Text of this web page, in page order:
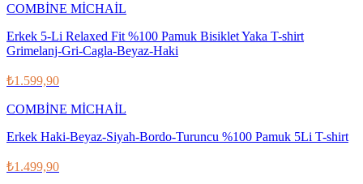
COMBİNE MİCHAİL
Erkek 5-Li Relaxed Fit %100 Pamuk Bisiklet Yaka T-shirt
Grimelanj-Gri-Cagla-Beyaz-Haki
₺1.599,90
COMBİNE MİCHAİL
Erkek Haki-Beyaz-Siyah-Bordo-Turuncu %100 Pamuk 5Li T-shirt
₺1.499,90